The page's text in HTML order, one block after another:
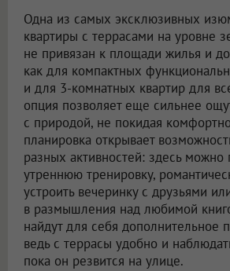
Одна из самых эксклюзивных
квартиры с террасами на уровне
не привязан к площади жилья и
как для компактных
и для 3-комнатных квартир для
опция позволяет еще сильнее
с природой, не покидая
планировка открывает
разных активностей: здесь можно
утреннюю тренировку,
устроить вечеринку с друзьями
в размышления над любимой
найдут для себя дополнительное
ведь с террасы удобно и
пока он резвится на улице.